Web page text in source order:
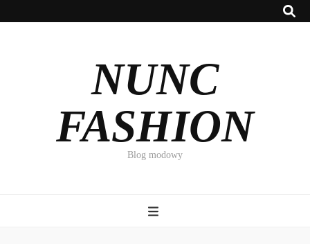
NUNC
FASHION
Blog modowy